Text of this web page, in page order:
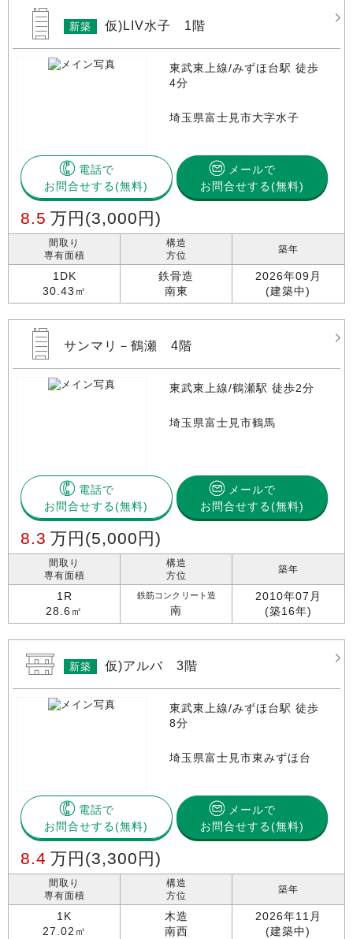
新築 仮)LIV水子 1階
東武東上線/みずほ台駅 徒歩
4分
埼玉県富士見市大字水子
電話で
お問合せする
メールで
お問合せする(無料)
8.5 万円 (3,000円)
間取り
専有面積
1DK
30.43㎡
構造
方位
鉄骨造
南東
築年
2026年09月
(建築中)
サンマリ－鶴瀬 4階
東武東上線/鶴瀬駅 徒歩2分
埼玉県富士見市鶴馬
電話で
お問合せする
メールで
お問合せする(無料)
8.3 万円 (5,000円)
間取り
専有面積
1R
28.6㎡
構造
方位
鉄筋コンクリート造
南
築年
2010年07月
(築16年)
新築 仮)アルバ 3階
東武東上線/みずほ台駅 徒歩
8分
埼玉県富士見市東みずほ台
電話で
お問合せする
メールで
お問合せする(無料)
8.4 万円 (3,300円)
間取り
専有面積
1K
27.02㎡
構造
方位
木造
南西
築年
2026年11月
(建築中)